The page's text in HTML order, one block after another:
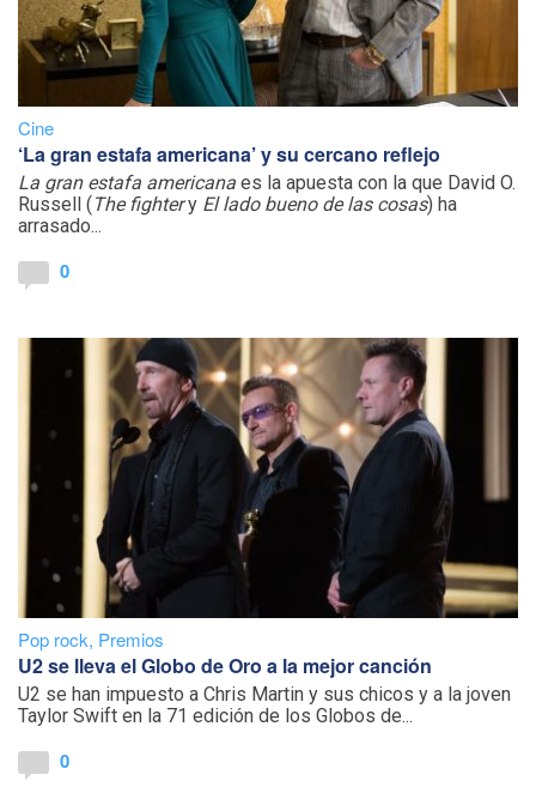
Cine
‘La gran estafa americana’ y su cercano reflejo
La gran estafa americana es la apuesta con la que David O.
Russell (The fightery El lado bueno de las cosas) ha
arrasado...
0
Pop rock, Premios
U2 se lleva el Globo de Oro a la mejor canción
U2 se han impuesto a Chris Martin y sus chicos y a la joven
Taylor Swift en la 71 edición de los Globos de...
0